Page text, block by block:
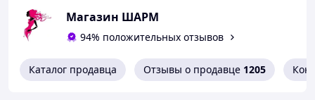
Магазин ШАРМ
94% положительных отзывов
Каталог продавца Отзывы о продавце 1205